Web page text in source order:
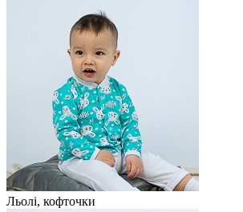
Льолі, кофточки